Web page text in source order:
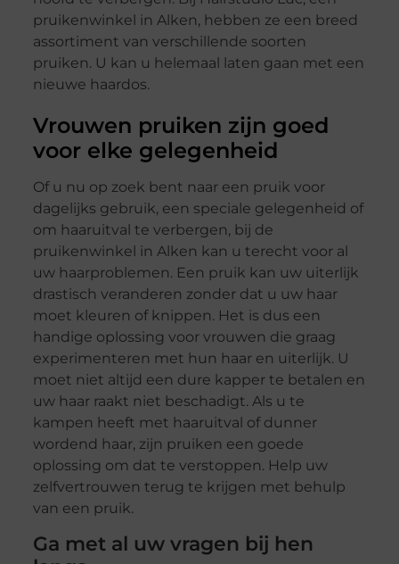
pruikenwinkel in Alken, hebben ze een breed
assortiment van verschillende soorten
pruiken. U kan u helemaal laten gaan met een
nieuwe haardos.
Vrouwen pruiken zijn goed
voor elke gelegenheid
Of u nu op zoek bent naar een pruik voor
dagelijks gebruik, een speciale gelegenheid of
om haaruitval te verbergen, bij de
pruikenwinkel in Alken kan u terecht voor al
uw haarproblemen. Een pruik kan uw uiterlijk
drastisch veranderen zonder dat u uw haar
moet kleuren of knippen. Het is dus een
handige oplossing voor vrouwen die graag
experimenteren met hun haar en uiterlijk. U
moet niet altijd een dure kapper te betalen en
uw haar raakt niet beschadigt. Als u te
kampen heeft met haaruitval of dunner
wordend haar, zijn pruiken een goede
oplossing om dat te verstoppen. Help uw
zelfvertrouwen terug te krijgen met behulp
van een pruik.
Ga met al uw vragen bij hen